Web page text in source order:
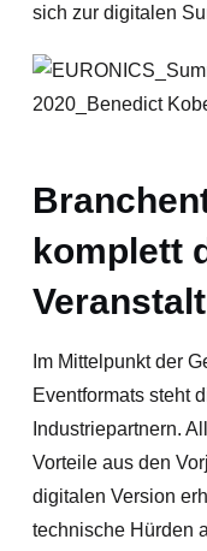
sich zur digitalen
komplett
Im Mittelpunkt der
Eventformats steht
Industriepartnern.
Vorteile aus den
digitalen Version
technische Hürden